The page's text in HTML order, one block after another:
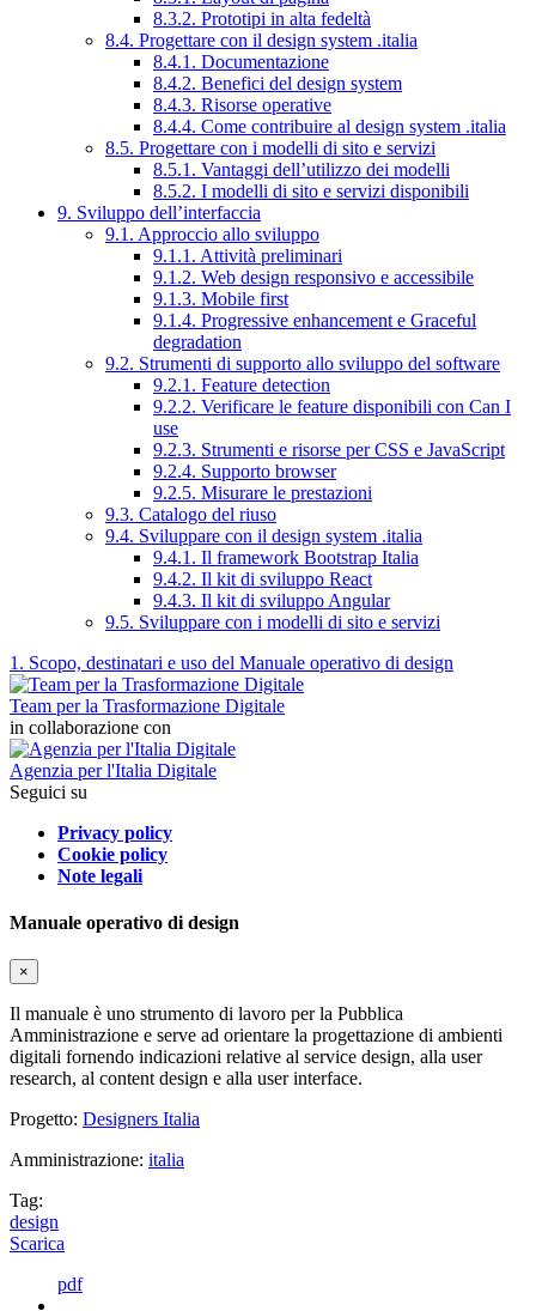
8.3.2. Prototipi in alta fedeltà
8.4. Progettare con il design system .italia
8.4.1. Documentazione
8.4.2. Benefici del design system
8.4.3. Risorse operative
8.4.4. Come contribuire al design system .italia
8.5. Progettare con i modelli di sito e servizi
8.5.1. Vantaggi dell’utilizzo dei modelli
8.5.2. I modelli di sito e servizi disponibili
9. Sviluppo dell’interfaccia
9.1. Approccio allo sviluppo
9.1.1. Attività preliminari
9.1.2. Web design responsivo e accessibile
9.1.3. Mobile first
9.1.4. Progressive enhancement e Graceful
degradation
9.2. Strumenti di supporto allo sviluppo del software
9.2.1. Feature detection
9.2.2. Verificare le feature disponibili con Can I
use
9.2.3. Strumenti e risorse per CSS e JavaScript
9.2.4. Supporto browser
9.2.5. Misurare le prestazioni
9.3. Catalogo del riuso
9.4. Sviluppare con il design system .italia
9.4.1. Il framework Bootstrap Italia
9.4.2. Il kit di sviluppo React
9.4.3. Il kit di sviluppo Angular
9.5. Sviluppare con i modelli di sito e servizi
1. Scopo, destinatari e uso del Manuale operativo di design
Team per la Trasformazione Digitale
in collaborazione con
Agenzia per l'Italia Digitale
Seguici su
Privacy policy
Cookie policy
Note legali
Manuale operativo di design
×
Il manuale è uno strumento di lavoro per la Pubblica
Amministrazione e serve ad orientare la progettazione di ambienti
digitali fornendo indicazioni relative al service design, alla user
research, al content design e alla user interface.
Progetto: Designers Italia
Amministrazione: italia
Tag:
design
Scarica
pdf